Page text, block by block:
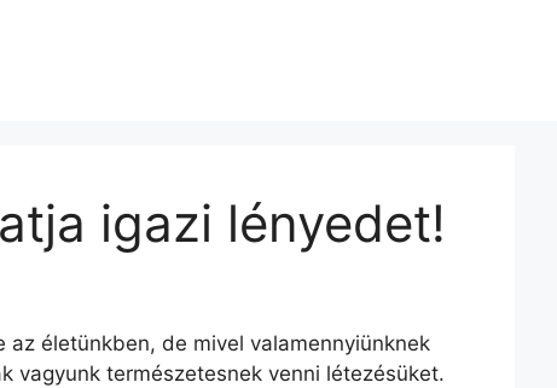
igazi lényedet!
életünkben, de mivel valamennyiünknek
vagyunk természetesnek venni létezésüket.